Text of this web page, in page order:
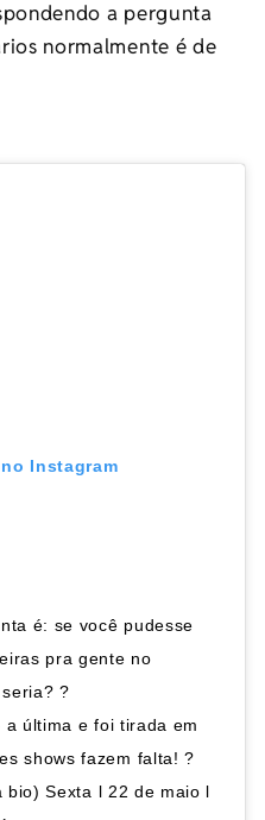
a pergunta
normalmente é de
Instagram
é: se você pudesse
pra gente no
seria? ?️⠀⠀⠀⠀⠀⠀⠀⠀
última e foi tirada em
shows fazem falta! ?
bio) Sexta l 22 de maio l